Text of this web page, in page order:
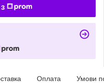
Оплата Умови